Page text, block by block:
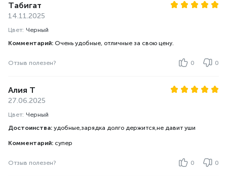
Табигат
14.11.2025
Цвет: Черный
Комментарий: Очень удобные, отличные за свою цену.
Отзыв полезен? 0 0
Алия Т
27.06.2025
Цвет: Черный
Достоинства: удобные,зарядка долго держится,не давит уши
Комментарий: супер
Отзыв полезен? 0 0